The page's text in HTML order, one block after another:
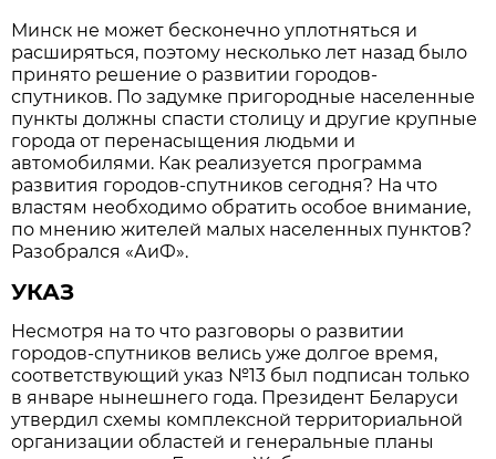
Минск не может бесконечно уплотняться и
расширяться, поэтому несколько лет назад было
принято решение о развитии городов-
спутников. По задумке пригородные населенные
пункты должны спасти столицу и другие крупные
города от перенасыщения людьми и
автомобилями. Как реализуется программа
развития городов-спутников сегодня? На что
властям необходимо обратить особое внимание,
по мнению жителей малых населенных пунктов?
Разобрался «АиФ».
УКАЗ
Несмотря на то что разговоры о развитии
городов-спутников велись уже долгое время,
соответствующий указ №13 был подписан только
в январе нынешнего года. Президент Беларуси
утвердил схемы комплексной территориальной
организации областей и генеральные планы